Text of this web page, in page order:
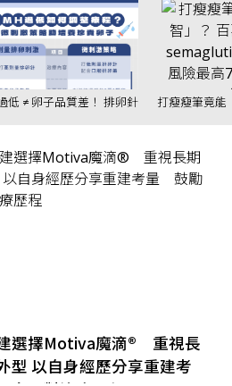
低 ≠ 卵子品質差！ 排卵針
打瘦瘦筆竟能
機制
選擇Motiva魔滴® 重視長
型 以自身經歷分享重建考